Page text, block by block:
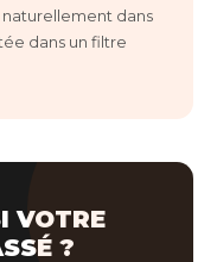
dans
dans un filtre
VOTRE
?